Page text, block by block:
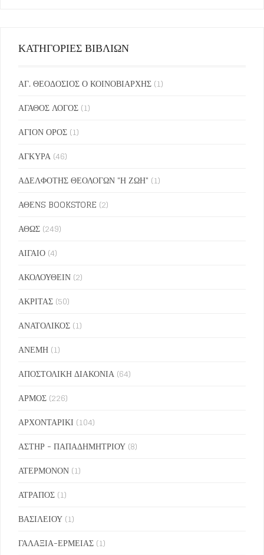
ΚΑΤΗΓΟΡΙΕΣ ΒΙΒΛΙΩΝ
ΑΓ. ΘΕΟΔΟΣΙΟΣ Ο ΚΟΙΝΟΒΙΑΡΧΗΣ (1)
ΑΓΑΘΟΣ ΛΟΓΟΣ (1)
ΑΓΙΟΝ ΟΡΟΣ (1)
ΑΓΚΥΡΑ (46)
ΑΔΕΛΦΟΤΗΣ ΘΕΟΛΟΓΩΝ "Η ΖΩΗ" (1)
ΑΘΕΝS BOOKSTORE (2)
ΑΘΩΣ (249)
ΑΙΓΑΙΟ (4)
ΑΚΟΛΟΥΘΕΙΝ (2)
ΑΚΡΙΤΑΣ (50)
ΑΝΑΤΟΛΙΚΟΣ (1)
ΑΝΕΜΗ (1)
ΑΠΟΣΤΟΛΙΚΗ ΔΙΑΚΟΝΙΑ (64)
ΑΡΜΟΣ (226)
ΑΡΧΟΝΤΑΡΙΚΙ (104)
ΑΣΤΗΡ - ΠΑΠΑΔΗΜΗΤΡΙΟΥ (8)
ΑΤΕΡΜΟΝΟΝ (1)
ΑΤΡΑΠΟΣ (1)
ΒΑΣΙΛΕΙΟΥ (1)
ΓΑΛΑΞΙΑ-ΕΡΜΕΙΑΣ (1)